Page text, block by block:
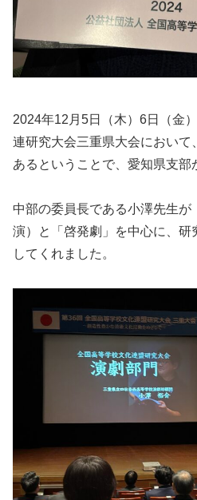
2024年12月5日（木）6日（金
連研究大会三重県大会におい
あるということで、愛知県支部
中部の委員長である小澤先生が
演）と「啓発劇」を中心に、研
してくれました。